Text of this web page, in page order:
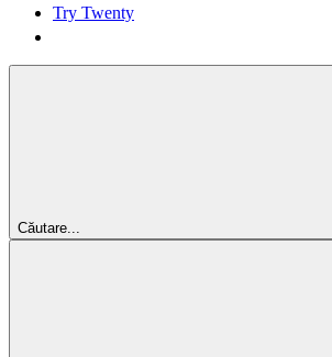
Try Twenty
Căutare...